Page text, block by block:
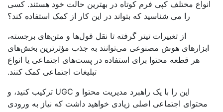
مختلف کپی فرم کوتاه در بهترین حالت خود هستند. کسی
را می شناسید که بتواند در این کار از کمک استفاده کند؟
از تغییرات تیتر گرفته تا نقل قول‌ها و متن‌های برجسته،
هوش مصنوعی می‌توانند به جذب مؤثرترین بخش‌های
هر قطعه محتوا برای استفاده در پست‌های اجتماعی یا انواع
تبلیغات اجتماعی کمک کنند.
این را با یک راهبرد مدیریت محتوا و UGC ترکیب کنید، و
محتوای اجتماعی اصلی زیادی خواهید داشت که نیاز به ورودی